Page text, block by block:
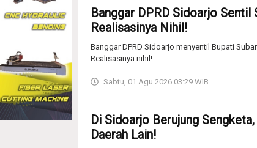
Banggar DPRD Sidoarjo
Realisasinya Nihil!
Banggar DPRD Sidoarjo menyentil Bupati
Realisasinya nihil!
Sabtu, 01 Agu 2026 03:29 WIB
Di Sidoarjo Berujung
Daerah Lain!